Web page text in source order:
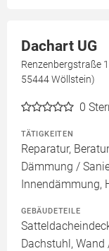
Dachart UG
Renzenbergstraße
55444 Wöllstein)
0
TÄTIGKEITEN
Reparatur,
Dämmung /
Innendämmung,
GEBÄUDETEILE
Dachstuhl, Wand